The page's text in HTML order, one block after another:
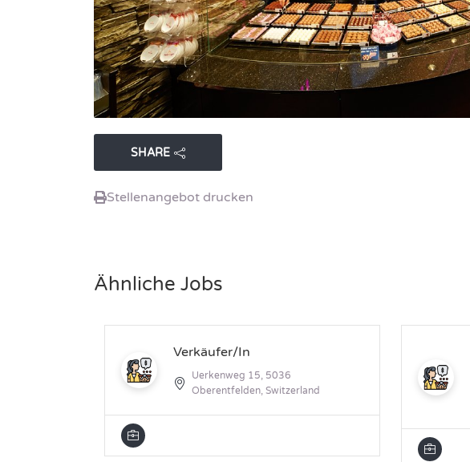
SHARE
Stellenangebot drucken
Ähnliche Jobs
Verkäufer/In
Uerkenweg 15, 5036
Oberentfelden, Switzerland